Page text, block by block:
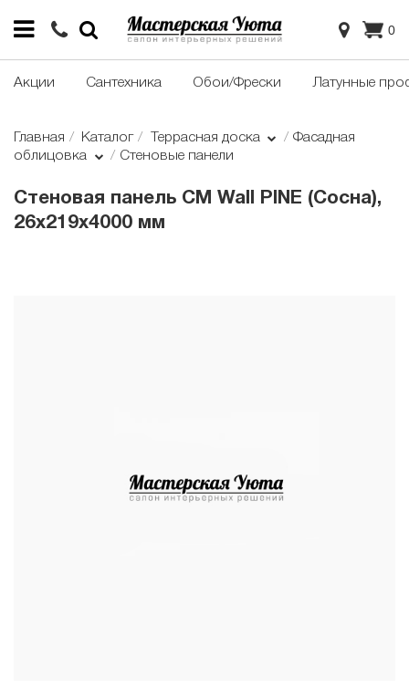
0
Акции Сантехника Обои/Фрески Латунные
Главная Каталог Террасная доска
Фасадная
облицовка
Стеновые панели
Стеновая панель CM Wall PINE (Сосна),
26x219x4000 мм